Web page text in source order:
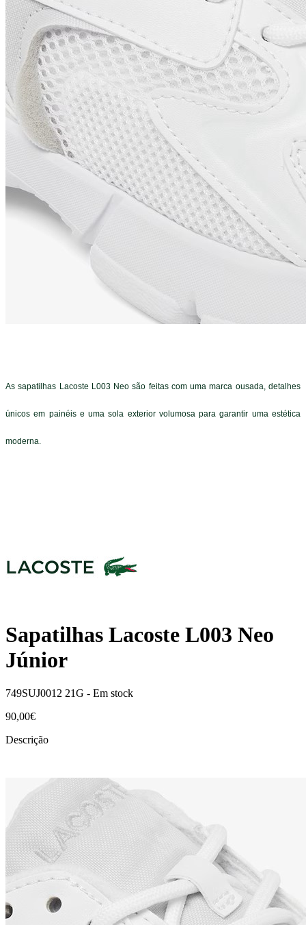
As sapatilhas Lacoste L003 Neo são feitas com uma marca ousada, detalhes
únicos em painéis e uma sola exterior volumosa para garantir uma estética
moderna.
Sapatilhas Lacoste L003 Neo
Júnior
749SUJ0012 21G - Em stock
90,00€
Descrição